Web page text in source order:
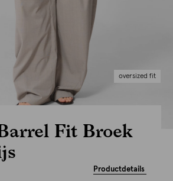
oversized fit
Fit Broek
Productdetails